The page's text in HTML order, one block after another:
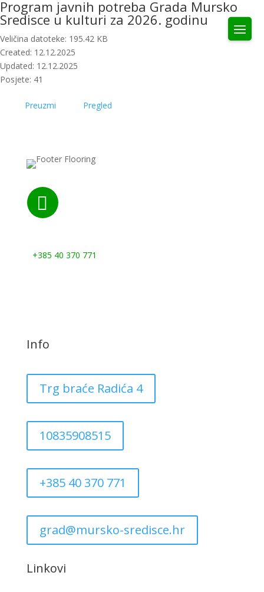
Program javnih potreba Grada Mursko
Sredisce u kulturi za 2026. godinu
Veličina datoteke: 195.42 KB
Created: 12.12.2025
Updated: 12.12.2025
Posjete: 41
Preuzmi Pregled

+385 40 370 771
Info
Trg braće Radića 4
10835908515
+385 40 370 771
grad@mursko-sredisce.hr
Linkovi